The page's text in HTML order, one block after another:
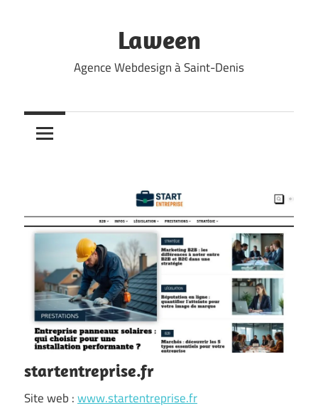
Laween
Agence Webdesign à Saint-Denis
startentreprise.fr
Site web :www.startentreprise.fr